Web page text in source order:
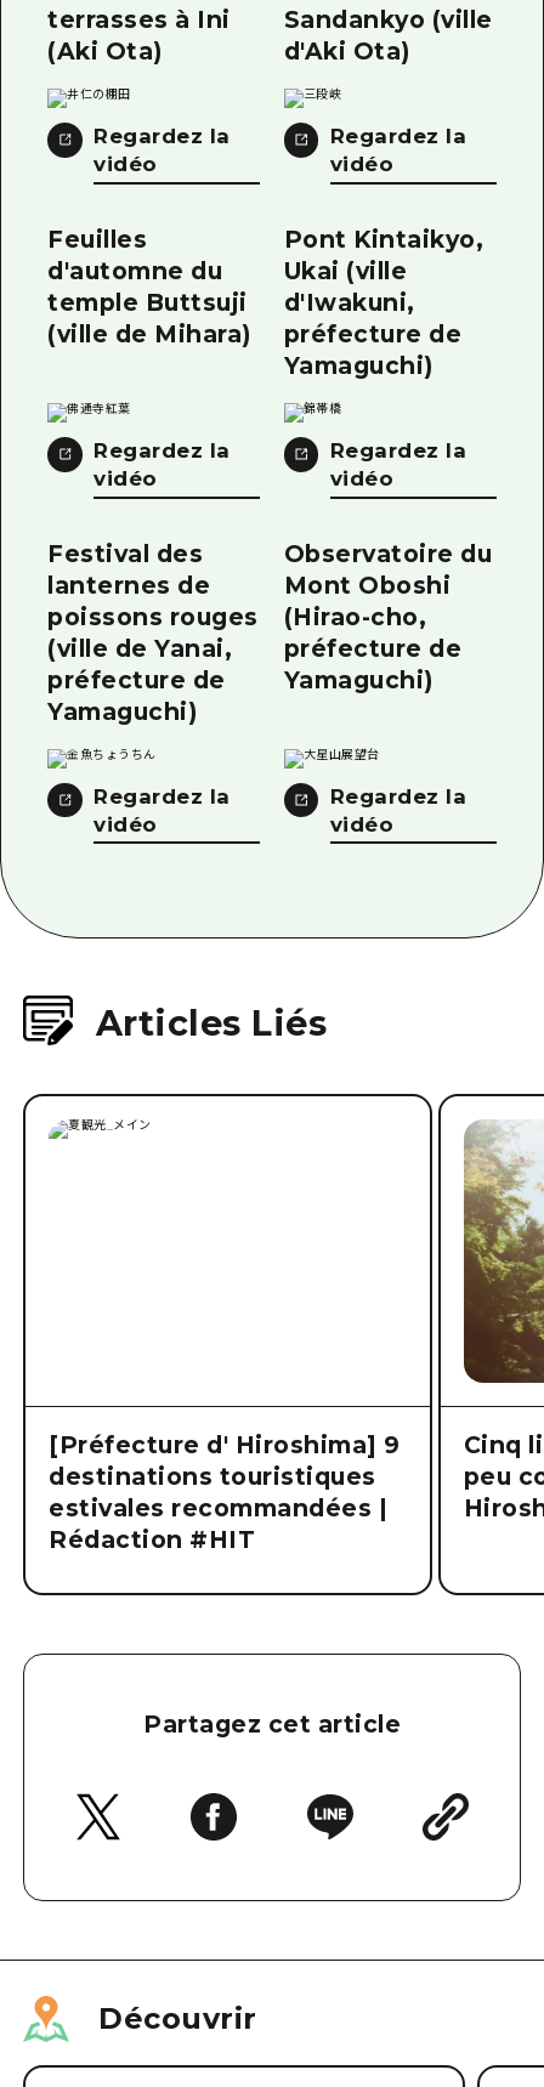
terrasses à Ini
(Aki Ota)
Regardez la
vidéo
Sandankyo (ville
d'Aki Ota)
Regardez la
vidéo
Feuilles
d'automne du
temple Buttsuji
(ville de Mihara)
Regardez la
vidéo
Pont Kintaikyo,
Ukai (ville
d'Iwakuni,
préfecture de
Yamaguchi)
Regardez la
vidéo
Festival des
lanternes de
poissons rouges
(ville de Yanai,
préfecture de
Yamaguchi)
Regardez la
vidéo
Observatoire du
Mont Oboshi
(Hirao-cho,
préfecture de
Yamaguchi)
Regardez la
vidéo
Articles Liés
[Préfecture d' Hiroshima] 9
destinations touristiques
estivales recommandées |
Rédaction #HIT
Cinq
peu
Partagez cet article
Découvrir